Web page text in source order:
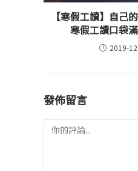
【寒假工讀】自己
寒假工讀口袋
2019-
發佈留言